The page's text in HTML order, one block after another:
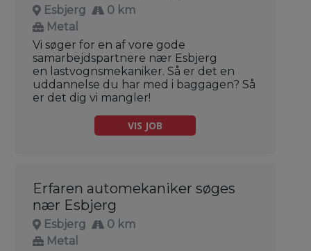
Esbjerg
0 km
Metal
Vi søger for en af vore gode
samarbejdspartnere nær Esbjerg
en lastvognsmekaniker. Så er det en
uddannelse du har med i baggagen? Så
er det dig vi mangler!
VIS JOB
Erfaren automekaniker søges
nær Esbjerg
Esbjerg
0 km
Metal